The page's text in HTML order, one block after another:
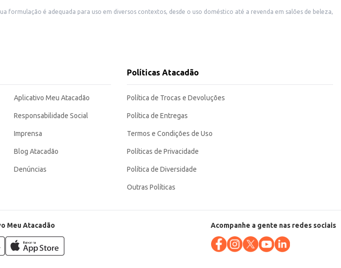
consumidores que buscam soluções eficazes para a manutenção da saúde dos cabelos. Sua embalagem de 350ml
Aplicativo Meu Atacadão
Responsabilidade Social
Imprensa
Blog Atacadão
Denúncias
Políticas Atacadão
Política de Trocas e Devoluções
Política de Entregas
Termos e Condições de Uso
Políticas de Privacidade
Política de Diversidade
Outras Políticas
Meu Atacadão Acompanhe a gente nas redes sociais